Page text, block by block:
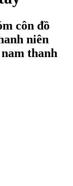
côn đồ
niên
thanh